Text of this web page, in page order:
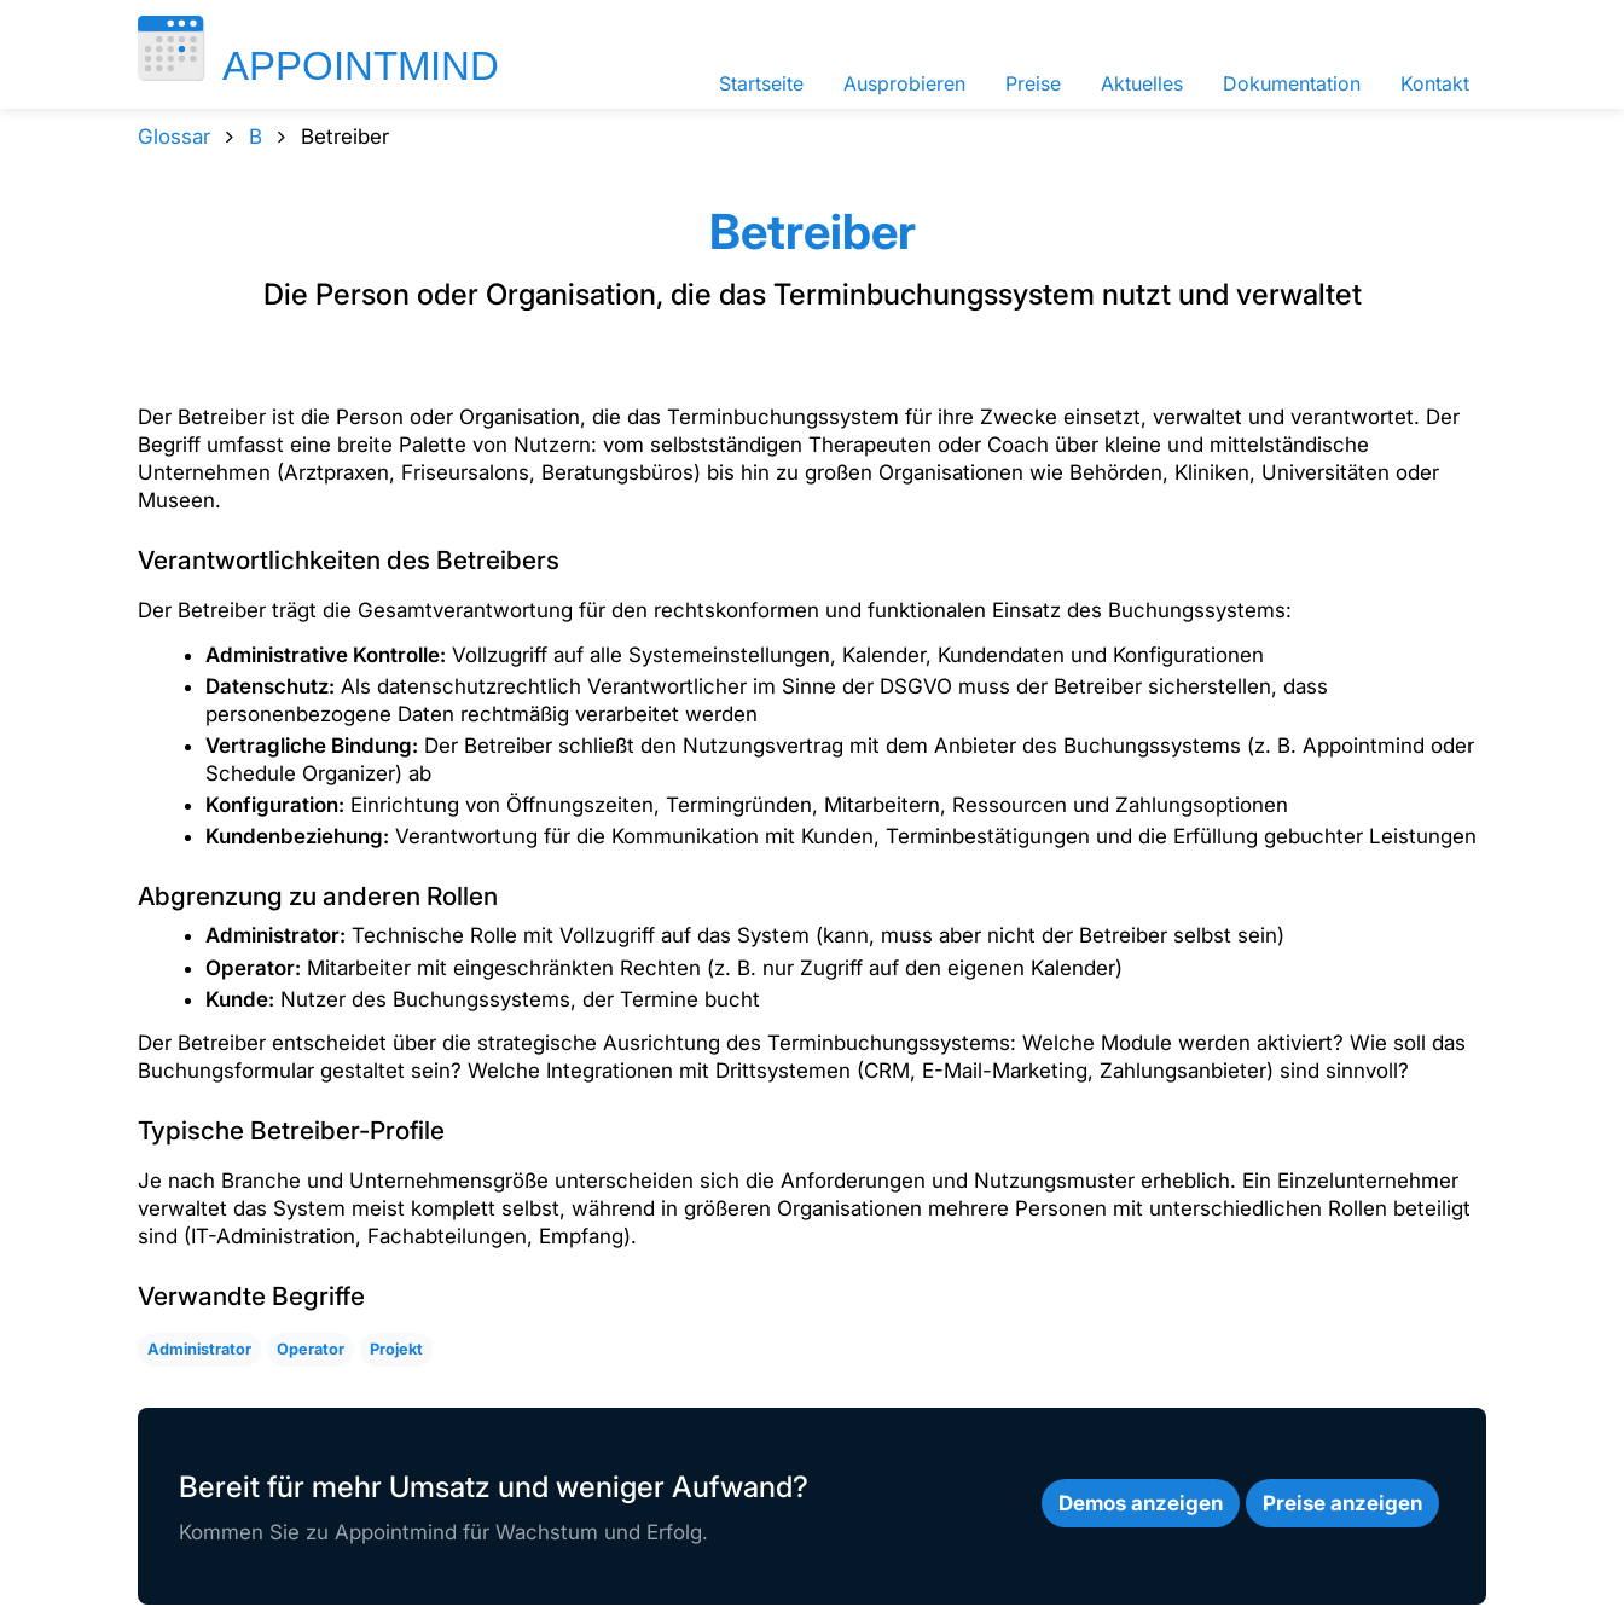
Startseite Ausprobieren Preise Aktuelles Dokumentation Kontakt
Glossar B Betreiber
Betreiber
Die Person oder Organisation, die das Terminbuchungssystem nutzt und verwaltet
Der Betreiber ist die Person oder Organisation, die das Terminbuchungssystem für ihre Zwecke einsetzt, verwaltet und verantwortet. Der
Begriff umfasst eine breite Palette von Nutzern: vom selbstständigen Therapeuten oder Coach über kleine und mittelständische
Unternehmen (Arztpraxen, Friseursalons, Beratungsbüros) bis hin zu großen Organisationen wie Behörden, Kliniken, Universitäten oder
Museen.
Verantwortlichkeiten des Betreibers
Der Betreiber trägt die Gesamtverantwortung für den rechtskonformen und funktionalen Einsatz des Buchungssystems:
Administrative Kontrolle: Vollzugriff auf alle Systemeinstellungen, Kalender, Kundendaten und Konfigurationen
Datenschutz: Als datenschutzrechtlich Verantwortlicher im Sinne der DSGVO muss der Betreiber sicherstellen, dass
personenbezogene Daten rechtmäßig verarbeitet werden
Vertragliche Bindung: Der Betreiber schließt den Nutzungsvertrag mit dem Anbieter des Buchungssystems (z. B. Appointmind oder
Schedule Organizer) ab
Konfiguration: Einrichtung von Öffnungszeiten, Termingründen, Mitarbeitern, Ressourcen und Zahlungsoptionen
Kundenbeziehung: Verantwortung für die Kommunikation mit Kunden, Terminbestätigungen und die Erfüllung gebuchter Leistungen
Abgrenzung zu anderen Rollen
Administrator: Technische Rolle mit Vollzugriff auf das System (kann, muss aber nicht der Betreiber selbst sein)
Operator: Mitarbeiter mit eingeschränkten Rechten (z. B. nur Zugriff auf den eigenen Kalender)
Kunde: Nutzer des Buchungssystems, der Termine bucht
Der Betreiber entscheidet über die strategische Ausrichtung des Terminbuchungssystems: Welche Module werden aktiviert? Wie soll das
Buchungsformular gestaltet sein? Welche Integrationen mit Drittsystemen (CRM, E-Mail-Marketing, Zahlungsanbieter) sind sinnvoll?
Typische Betreiber-Profile
Je nach Branche und Unternehmensgröße unterscheiden sich die Anforderungen und Nutzungsmuster erheblich. Ein Einzelunternehmer
verwaltet das System meist komplett selbst, während in größeren Organisationen mehrere Personen mit unterschiedlichen Rollen beteiligt
sind (IT-Administration, Fachabteilungen, Empfang).
Verwandte Begriffe
Administrator Operator Projekt
Bereit für mehr Umsatz und weniger Aufwand?
Kommen Sie zu Appointmind für Wachstum und Erfolg.
Demos anzeigen Preise anzeigen